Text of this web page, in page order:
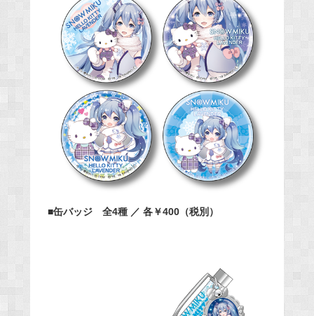
■缶バッジ 全4種 ／ 各￥400（税別）